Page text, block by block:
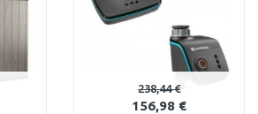
238,44 €
156,98 €